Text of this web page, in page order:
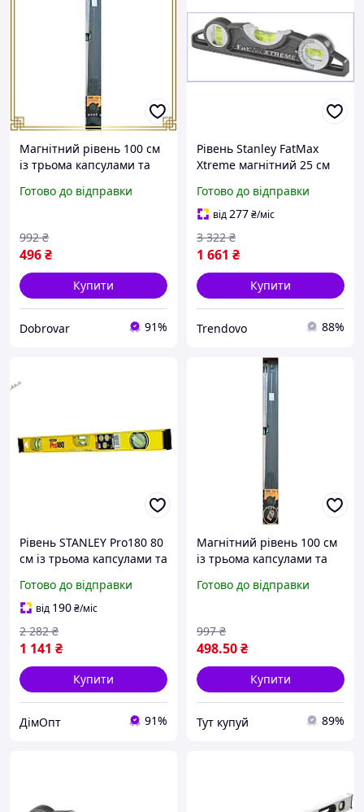
Магнітний рівень 100 см
із трьома капсулами та
алюмінієвий корпус для
Готово до відправки
496₴
992 ₴
Купити
Dobrovar 91%
Рівень Stanley FatMax
Xtreme магнітний 25 см
капсулами й алюмінієвим
корпусом
Готово до відправки
від277₴/міс
1 661 ₴
3 322 ₴
Купити
Trendovo 88%
Рівень STANLEY Pro180 80
см із трьома капсулами та
для точних вимірювань
Готово до відправки
від 190₴/міс
1 141 ₴
2 282 ₴
Купити
ДімОпт 91%
Магнітний рівень 100 см
із трьома капсулами та
алюмінієвий корпус для
Готово до відправки
498.50₴
997 ₴
Купити
Тут купуй 89%